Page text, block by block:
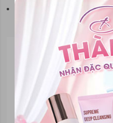
Tần suất sử dụng mặt
loại mặt nạ và tình trạng